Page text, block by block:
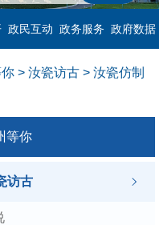
政民互动 政务服务 政府数据
> 汝瓷访古 > 汝瓷仿制
等你
访古